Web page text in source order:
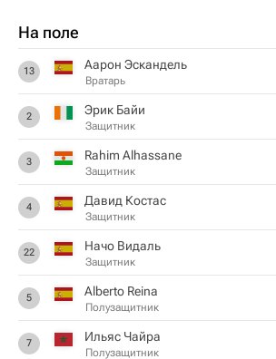
На поле
13 Аарон Эскандель
Вратарь
2 Эрик Байи
Защитник
3 Rahim Alhassane
Защитник
4 Давид Костас
Защитник
22 Начо Видаль
Защитник
5 Alberto Reina
Полузащитник
7 Ильяс Чайра
Полузащитник